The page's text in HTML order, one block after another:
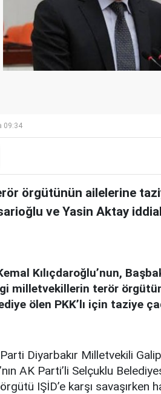
09:34
örgütünün ailelerine
ve Yasin Aktay
Kılıçdaroğlu’nun,
milletvekillerin terör
ölen PKK’lı için taziye
Parti Diyarbakır Milletvekili
AK Parti’li Selçuklu
IŞİD’e karşı savaşırken